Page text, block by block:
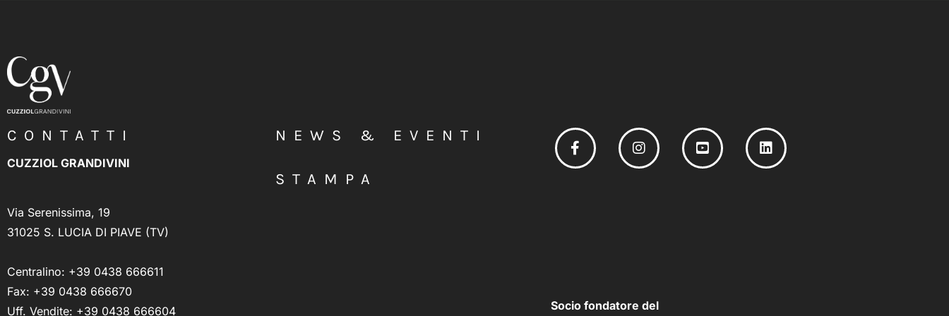
CONTATTI
CUZZIOL GRANDIVINI
Via Serenissima, 19
31025 S. LUCIA DI PIAVE (TV)
Centralino: +39 0438 666611
Fax: +39 0438 666670
Uff. Vendite: +39 0438 666604
NEWS & EVENTI
STAMPA
Socio fondatore del